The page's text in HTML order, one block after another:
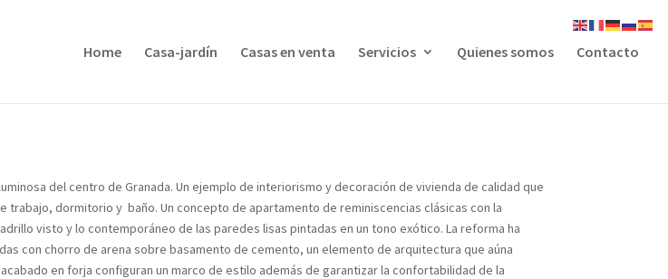
Home Casa-jardín Casas en venta Servicios Quienes somos Contacto
del centro de Granada. Un ejemplo de interiorismo y decoración de vivienda de calidad que
trabajo, dormitorio y baño. Un concepto de apartamento de reminiscencias clásicas con la
visto y lo contemporáneo de las paredes lisas pintadas en un tono exótico. La reforma ha
con chorro de arena sobre basamento de cemento, un elemento de arquitectura que aúna
en forja configuran un marco de estilo además de garantizar la confortabilidad de la